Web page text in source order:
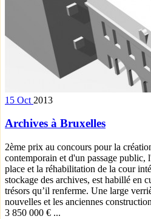
15 Oct 2013
Archives à Bruxelles
2ème prix au concours pour la
contemporain et d'un passage public,
place et la réhabilitation de la cour
stockage des archives, est habillé en
trésors qu’il renferme. Une large
nouvelles et les anciennes
3 850 000 € ...